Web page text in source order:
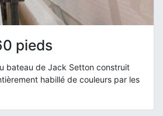
pieds
bateau de Jack Setton construit
habillé de couleurs par les